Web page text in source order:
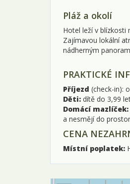
Pláž a okolí
Hotel leží v blízkosti
Zajímavou lokální
nádherným
PRAKTICKÉ
Příjezd (check-in):
Děti: dítě do 3,99
Domácí mazlíček:
a nesmějí do
CENA
Místní poplatek: